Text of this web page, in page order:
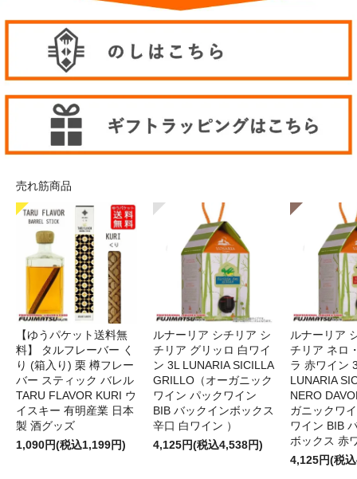
売れ筋商品
【ゆうパケット送料無
料】 タルフレーバー く
り (箱入り) 栗 樽フレー
バー スティック バレル
TARU FLAVOR KURI ウ
イスキー 有明産業 日本
製 酒グッズ
1,090円(税込1,199円)
ルナーリア シチリア シ
チリア グリッロ 白ワイ
ン 3L LUNARIA SICILLA
GRILLO（オーガニック
ワイン パックワイン
BIB バックインボックス
辛口 白ワイン ）
4,125円(税込4,538円)
ルナーリア
チリア ネロ
ラ 赤ワイ
LUNARIA
NERO
ガニックワ
ワイン BIB
ボックス 赤
4,125円(税